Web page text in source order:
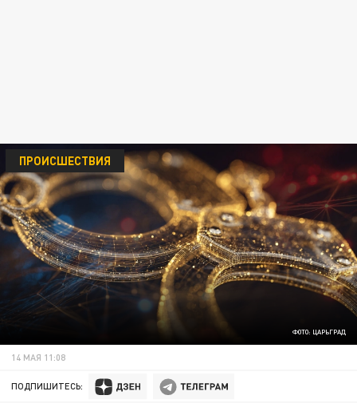
ФОТО: ЦАРЬГРАД
ПРОИСШЕСТВИЯ
14 МАЯ 11:08
ПОДПИШИТЕСЬ: